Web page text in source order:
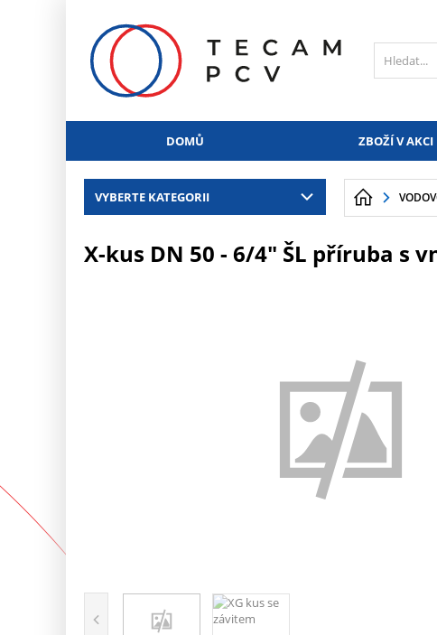
DOMŮ ZBOŽÍ V AKCI
VYBERTE KATEGORII
X-kus DN 50 - 6/4" ŠL příruba s